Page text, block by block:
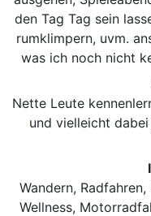
den Tag Tag sein
rumklimpern, uvm.
was ich noch nicht
Nette Leute
und vielleicht
Wandern,
Wellness,